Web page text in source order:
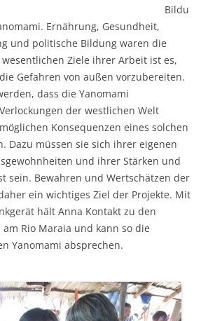
Bildu
Ernährung, Gesundheit,
und politische Bildung waren die
Ziele ihrer Arbeit ist es,
Gefahren von außen vorzubereiten.
dass die Yanomami
der westlichen Welt
Konsequenzen eines solchen
Dazu müssen sie sich ihrer eigenen
und ihrer Stärken und
sein. Bewahren und Wertschätzen der
ein wichtiges Ziel der Projekte. Mit
hält Anna Kontakt zu den
Rio Maraia und kann so die
Yanomami absprechen.